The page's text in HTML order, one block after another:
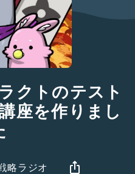
クトのテスト
座を作りまし
略ラジオ